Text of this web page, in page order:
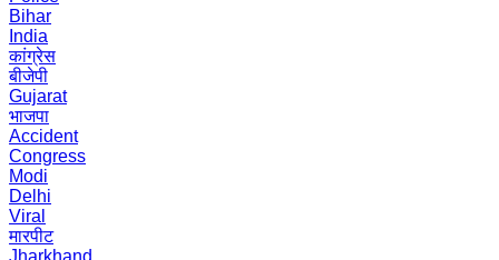
Bihar
India
कांग्रेस
बीजेपी
Gujarat
भाजपा
Accident
Congress
Modi
Delhi
Viral
मारपीट
Jharkhand